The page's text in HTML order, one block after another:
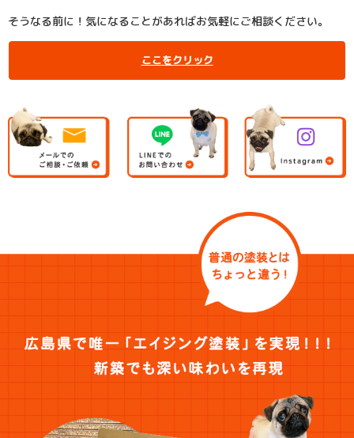
そうなる前に！気になることがあればお気軽にご相談ください。
ここをクリック